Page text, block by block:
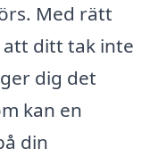
Med rätt
att ditt tak inte
dig det
kan en
din